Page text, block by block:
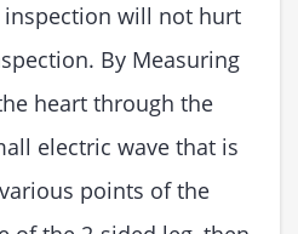
inspection will not hurt
By Measuring
heart through the
electric wave that is
points of the